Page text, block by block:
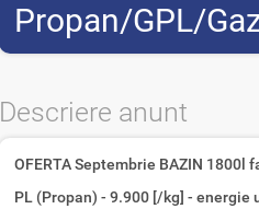
Propan/GPL/
Descriere anunt
OFERTA Septembrie BAZIN
PL (Propan) - 9.900 [/kg] - energie